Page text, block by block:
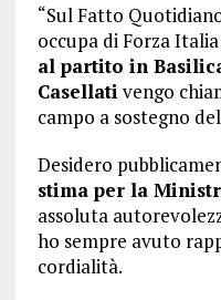
“Sul Fatto
occupa di Forza Italia
al partito in
Casellati vengo
campo a sostegno
Desidero
stima per la
assoluta
ho sempre avuto
cordialità.